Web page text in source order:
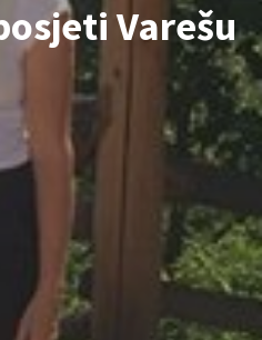
Varešu